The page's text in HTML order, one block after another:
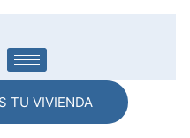
TU VIVIENDA